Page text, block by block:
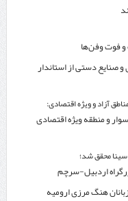
فوت وفن‌ها
صنایع دستی از استاندار
آزاد و ویژه اقتصادی:
و منطقه ویژه اقتصادی
سینا محقق شد؛